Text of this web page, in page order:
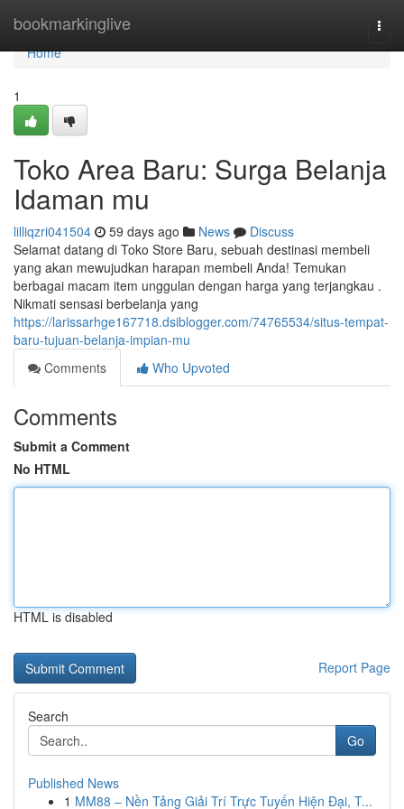
bookmarkinglive
Home
Home
1
Toko Area Baru: Surga Belanja
Idaman mu
lilliqzri041504 59 days ago News
Discuss
Selamat datang di Toko Store Baru, sebuah destinasi membeli
yang akan mewujudkan harapan membeli Anda! Temukan
berbagai macam item unggulan dengan harga yang terjangkau .
Nikmati sensasi berbelanja yang
https://larissarhge167718.dsiblogger.com/74765534/situs-tempat-
baru-tujuan-belanja-impian-mu
Comments
Who Upvoted
Comments
Submit a Comment
No HTML
HTML is disabled
Report Page
Search
Go
Published News
1 MM88 – Nền Tảng Giải Trí Trực Tuyến Hiện Đại, T...